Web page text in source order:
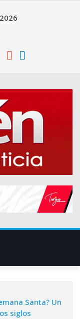
Santa? Un
siglos